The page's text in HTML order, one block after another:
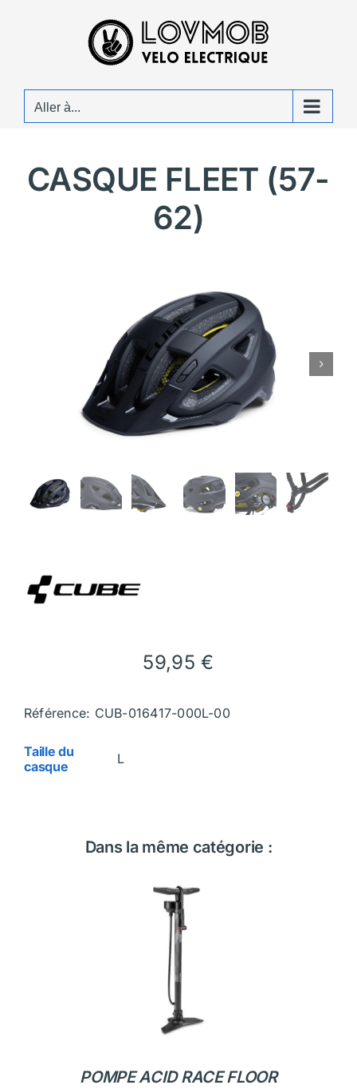
Aller à...
CASQUE FLEET (57-
62)

59,95€
Référence: CUB-016417-000L-00
Taille du
casque
L
Dans la même catégorie :
POMPE ACID RACE FLOOR